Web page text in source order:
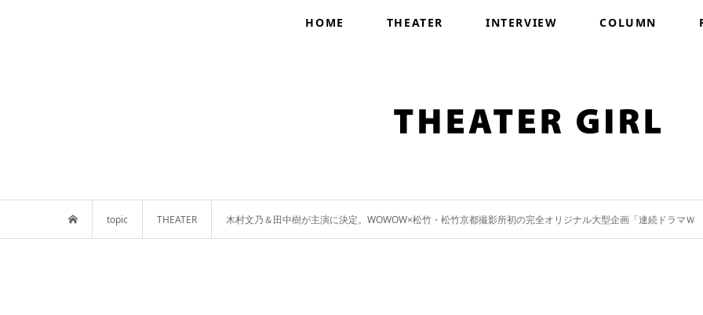
HOME THEATER INTERVIEW COLUMN
topic THEATER 木村文乃＆田中樹が主演に決定。WOWOW×松竹・松竹京都撮影所初の完全オリジナル大型企画「連続ドラマＷ